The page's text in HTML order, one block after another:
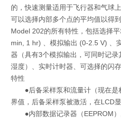
的，快速测量适用于飞行器和气球
可以选择内部多个点的平均值以得
Model 202的所有特性，包括选择
min, 1 hr) 、模拟输出 (0-2.5 V) 、
器（具有3个模拟输出，可同时记
湿度）、实时计时器、可选择的闪存
特性
●后备采样泵和流量计（现在是
界值，后备采样泵被激活，在LCD
●内部数据记录器（EEPROM）,